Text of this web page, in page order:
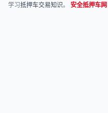
学习抵押车交易知识。 安全抵押车网